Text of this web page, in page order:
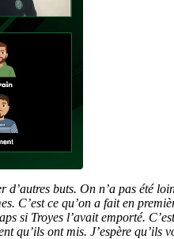
buts. On n’a pas été
C’est ce qu’on a fait en
si Troyes l’avait emporté.
qu’ils ont mis. J’espère qu’ils